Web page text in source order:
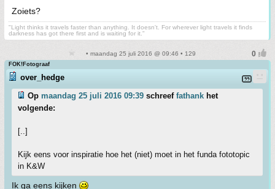
Zoiets?
"Light thinks it travels faster than anything. It doesn't. For wherever light travels it finds
darkness has got there first and is waiting for it."
• maandag 25 juli 2016 @ 09:46 • 129
FOK!Fotograaf
over_hedge
Op maandag 25 juli 2016 09:39 schreef fathank het
volgende:
[..]
Kijk eens voor inspiratie hoe het (niet) moet in het funda fototopic
in K&W
Ik ga eens kijken